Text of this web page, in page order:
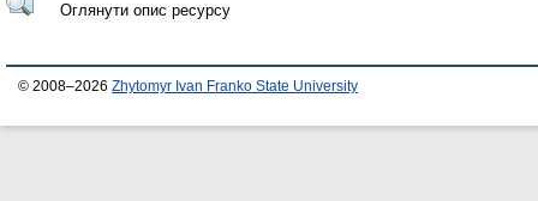
Оглянути опис ресурсу
© 2008–2026 Zhytomyr Ivan Franko State University